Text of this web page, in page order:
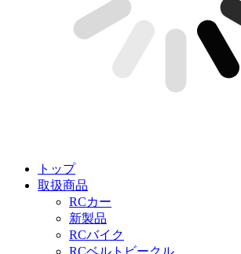
トップ
取扱商品
RCカー
新製品
RCバイク